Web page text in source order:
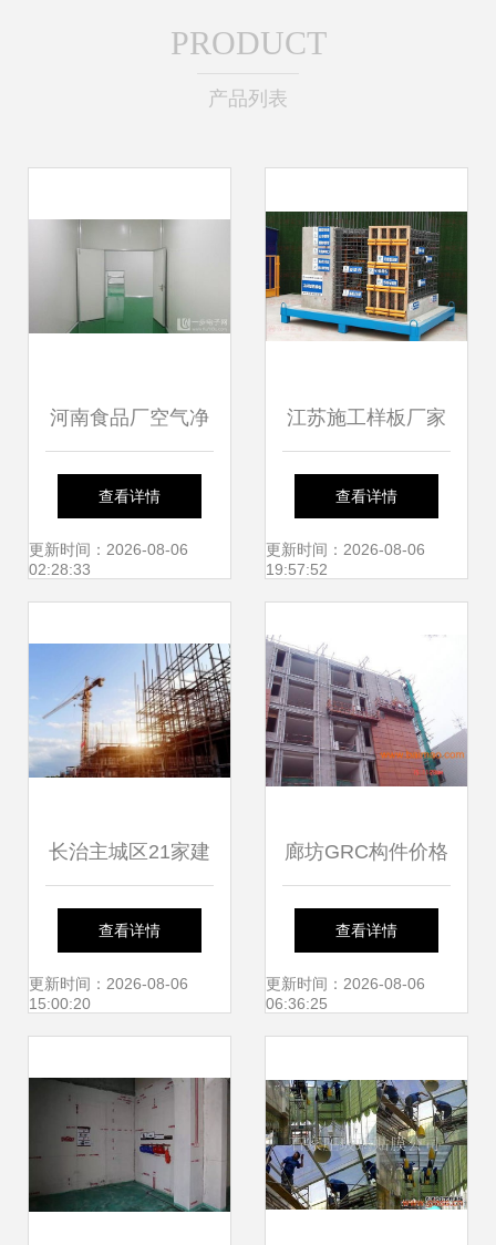
PRODUCT
产品列表
河南食品厂空气净
化工程 规范价格与
专业施工服务全解
查看详情
更新时间：2026-08-06
02:28:33
江苏施工样板厂家
汉坤实业 产品辐射
全国，打造建筑施
查看详情
更新时间：2026-08-06
19:57:52
长治主城区21家建
筑工地具备复工条
件，施工服务全力
查看详情
更新时间：2026-08-06
15:00:20
廊坊GRC构件价格
与厂家优势解析
——宏京建材为您
饰方案
查看详情
更新时间：2026-08-06
06:36:25